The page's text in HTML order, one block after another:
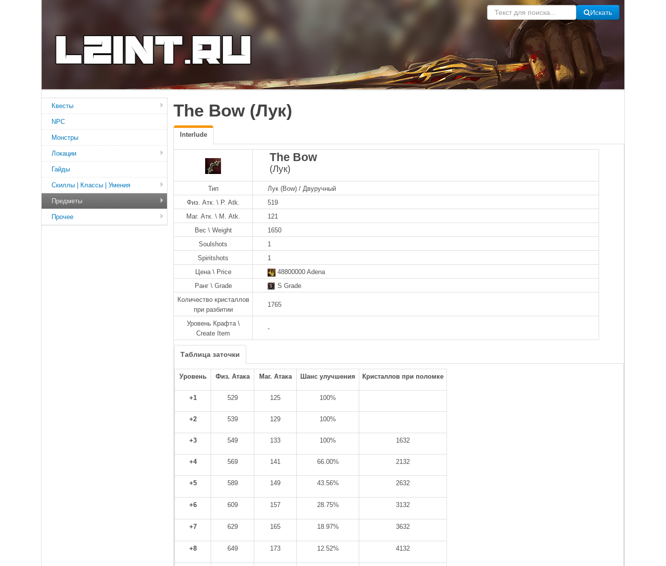
Искать
The Bow (Лук)
Interlude
The Bow
(Лук)
Тип
Лук (Bow) / Двуручный
Физ. Атк. \ P. Atk.
519
Маг. Атк. \ M. Atk.
121
Вес \ Weight
1650
Soulshots
1
Spiritshots
1
Цена \ Price
48800000 Adena
Ранг \ Grade
S Grade
Количество кристаллов
при разбитии
1765
Уровень Крафта \
Create Item
-
Таблица заточки
Уровень Физ. Атака Маг. Атака Шанс улучшения Кристаллов при поломке
+1 529 125 100%
+2 539 129 100%
+3 549 133 100% 1632
+4 569 141 66.00% 2132
+5 589 149 43.56% 2632
+6 609 157 28.75% 3132
+7 629 165 18.97% 3632
+8 649 173 12.52% 4132
Квесты
NPC
Монстры
Локации
Гайды
Скиллы | Классы | Умения
Предметы
Прочее